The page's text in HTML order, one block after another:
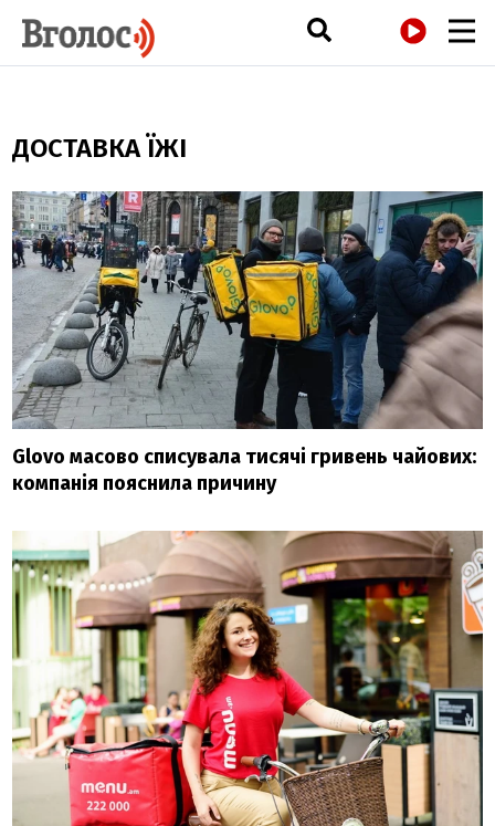
ДОСТАВКА ЇЖІ
Glovo масово списувала тисячі гривень чайових:
компанія пояснила причину